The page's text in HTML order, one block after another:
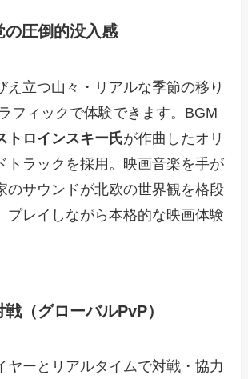
の圧倒的没入感
え立つ山々・リアルな季節の移り
フィックで体験できます。BGM
トロインスキー氏が作曲したオリ
トラックを採用。映画音楽を手が
のサウンドが北欧の世界観を格段
プレイしながら本格的な映画体験
（グローバルPvP）
ヤーとリアルタイムで対戦・協力